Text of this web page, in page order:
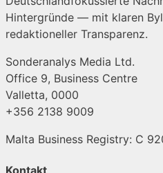
Hintergründe — mit klaren
redaktioneller Transparenz.
Sonderanalys Media Ltd.
Office 9, Business Centre
Valletta, 0000
+356 2138 9009
Malta Business Registry: C